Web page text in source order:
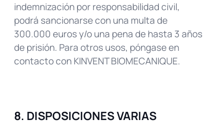
indemnización por responsabilidad civil,
podrá sancionarse con una multa de
300.000 euros y/o una pena de hasta 3 años
de prisión. Para otros usos, póngase en
contacto con KINVENT BIOMECANIQUE.
8. DISPOSICIONES VARIAS